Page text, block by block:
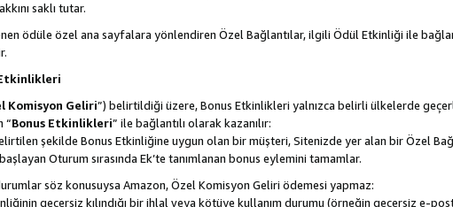
saklı tutar.
ödüle özel ana sayfalara yönlendiren Özel Bağlantılar, ilgili Ödül Etkinliği ile
Komisyon Geliri”) belirtildiği üzere, Bonus Etkinlikleri yalnızca belirli ülkelerde
“Bonus Etkinlikleri” ile bağlantılı olarak kazanılır:
şekilde Bonus Etkinliğine uygun olan bir müşteri, Sitenizde yer alan bir Özel
Oturum sırasında Ek’te tanımlanan bonus eylemini tamamlar.
söz konusuysa Amazon, Özel Komisyon Geliri ödemesi yapmaz:
geçersiz kılındığı bir ihlal veya kötüye kullanım durumu (örneğin geçersiz e-